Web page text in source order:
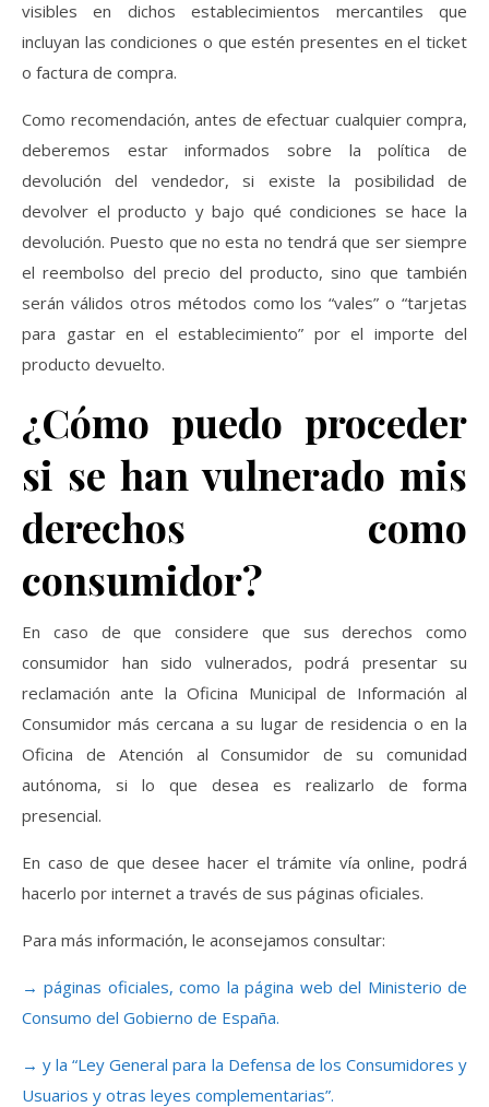
visibles en dichos establecimientos mercantiles que
incluyan las condiciones o que estén presentes en el ticket
o factura de compra.
Como recomendación, antes de efectuar cualquier compra,
deberemos estar informados sobre la política de
devolución del vendedor, si existe la posibilidad de
devolver el producto y bajo qué condiciones se hace la
devolución. Puesto que no esta no tendrá que ser siempre
el reembolso del precio del producto, sino que también
serán válidos otros métodos como los “vales” o “tarjetas
para gastar en el establecimiento” por el importe del
producto devuelto.
¿Cómo puedo proceder
si se han vulnerado mis
derechos como
consumidor?
En caso de que considere que sus derechos como
consumidor han sido vulnerados, podrá presentar su
reclamación ante la Oficina Municipal de Información al
Consumidor más cercana a su lugar de residencia o en la
Oficina de Atención al Consumidor de su comunidad
autónoma, si lo que desea es realizarlo de forma
presencial.
En caso de que desee hacer el trámite vía online, podrá
hacerlo por internet a través de sus páginas oficiales.
Para más información, le aconsejamos consultar:
→ páginas oficiales, como la página web del Ministerio de
Consumo del Gobierno de España.
→ y la “Ley General para la Defensa de los Consumidores y
Usuarios y otras leyes complementarias”.